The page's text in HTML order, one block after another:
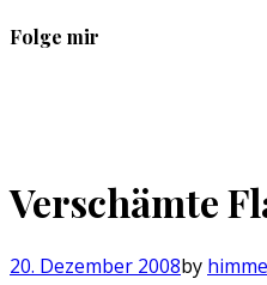
Folge mir
anzeigen
anzeigen
anzeigen
anzeigen
Verschämte
20. Dezember 2008by